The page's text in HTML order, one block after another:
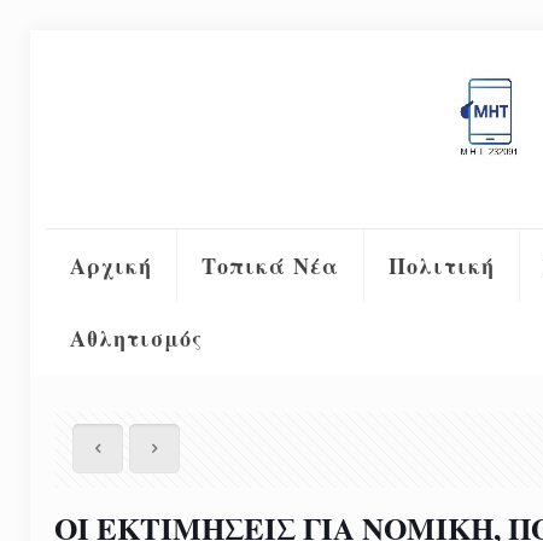
Αρχική Τοπικά Νέα Πολιτική
Αθλητισμός
OI EKTIMHΣΕΙΣ ΓΙΑ ΝΟΜΙΚΗ,